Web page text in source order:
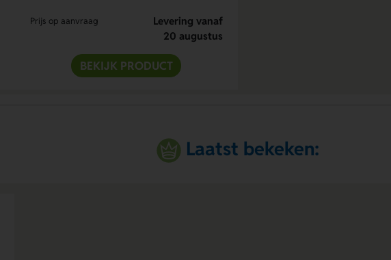
Prijs op aanvraag
Levering vanaf
20 augustus
BEKIJK PRODUCT
Laatst bekeken: